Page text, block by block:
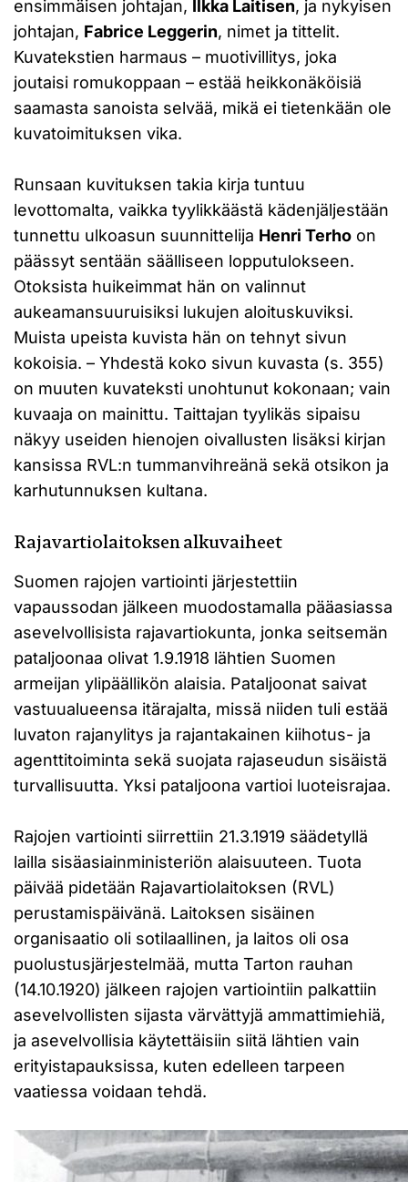
ensimmäisen johtajan, Ilkka Laitisen, ja nykyisen
johtajan, Fabrice Leggerin, nimet ja tittelit.
Kuvatekstien harmaus – muotivillitys, joka
joutaisi romukoppaan – estää heikkonäköisiä
saamasta sanoista selvää, mikä ei tietenkään ole
kuvatoimituksen vika.
Runsaan kuvituksen takia kirja tuntuu
levottomalta, vaikka tyylikkäästä kädenjäljestään
tunnettu ulkoasun suunnittelija Henri Terho on
päässyt sentään säälliseen lopputulokseen.
Otoksista huikeimmat hän on valinnut
aukeamansuuruisiksi lukujen aloituskuviksi.
Muista upeista kuvista hän on tehnyt sivun
kokoisia. – Yhdestä koko sivun kuvasta (s. 355)
on muuten kuvateksti unohtunut kokonaan; vain
kuvaaja on mainittu. Taittajan tyylikäs sipaisu
näkyy useiden hienojen oivallusten lisäksi kirjan
kansissa RVL:n tummanvihreänä sekä otsikon ja
karhutunnuksen kultana.
Rajavartiolaitoksen alkuvaiheet
Suomen rajojen vartiointi järjestettiin
vapaussodan jälkeen muodostamalla pääasiassa
asevelvollisista rajavartiokunta, jonka seitsemän
pataljoonaa olivat 1.9.1918 lähtien Suomen
armeijan ylipäällikön alaisia. Pataljoonat saivat
vastuualueensa itärajalta, missä niiden tuli estää
luvaton rajanylitys ja rajantakainen kiihotus- ja
agenttitoiminta sekä suojata rajaseudun sisäistä
turvallisuutta. Yksi pataljoona vartioi luoteisrajaa.
Rajojen vartiointi siirrettiin 21.3.1919 säädetyllä
lailla sisäasiainministeriön alaisuuteen. Tuota
päivää pidetään Rajavartiolaitoksen (RVL)
perustamispäivänä. Laitoksen sisäinen
organisaatio oli sotilaallinen, ja laitos oli osa
puolustusjärjestelmää, mutta Tarton rauhan
(14.10.1920) jälkeen rajojen vartiointiin palkattiin
asevelvollisten sijasta värvättyjä ammattimiehiä,
ja asevelvollisia käytettäisiin siitä lähtien vain
erityistapauksissa, kuten edelleen tarpeen
vaatiessa voidaan tehdä.